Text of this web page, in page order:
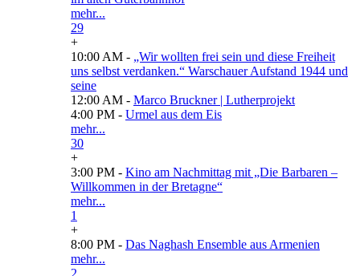
mehr...
29
+
10:00 AM - „Wir wollten frei sein und diese Freiheit
uns selbst verdanken.“ Warschauer Aufstand 1944 und
seine
12:00 AM - Marco Bruckner | Lutherprojekt
4:00 PM - Urmel aus dem Eis
mehr...
30
+
3:00 PM - Kino am Nachmittag mit „Die Barbaren –
Willkommen in der Bretagne“
mehr...
1
+
8:00 PM - Das Naghash Ensemble aus Armenien
mehr...
2